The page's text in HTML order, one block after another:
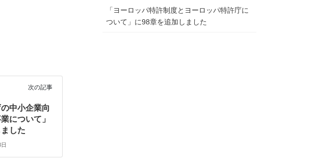
次の記事
の中小企業向
について」
した
「ヨーロッパ特許制度とヨーロッパ特許庁に
ついて」に98章を追加しました